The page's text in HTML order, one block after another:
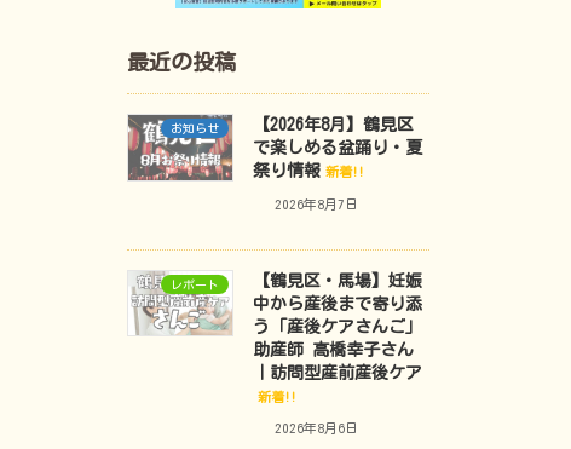
最近の投稿
お知らせ
【2026年8月】鶴見区
で楽しめる盆踊り・夏
祭り情報 新着!!
2026年8月7日
レポート
【鶴見区・馬場】妊娠
中から産後まで寄り添
う「産後ケアさんご」
助産師 高橋幸子さん
｜訪問型産前産後ケア
新着!!
2026年8月6日